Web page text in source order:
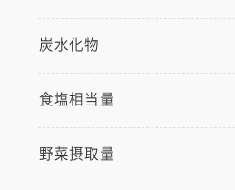
炭水化物
食塩相当量
野菜摂取量